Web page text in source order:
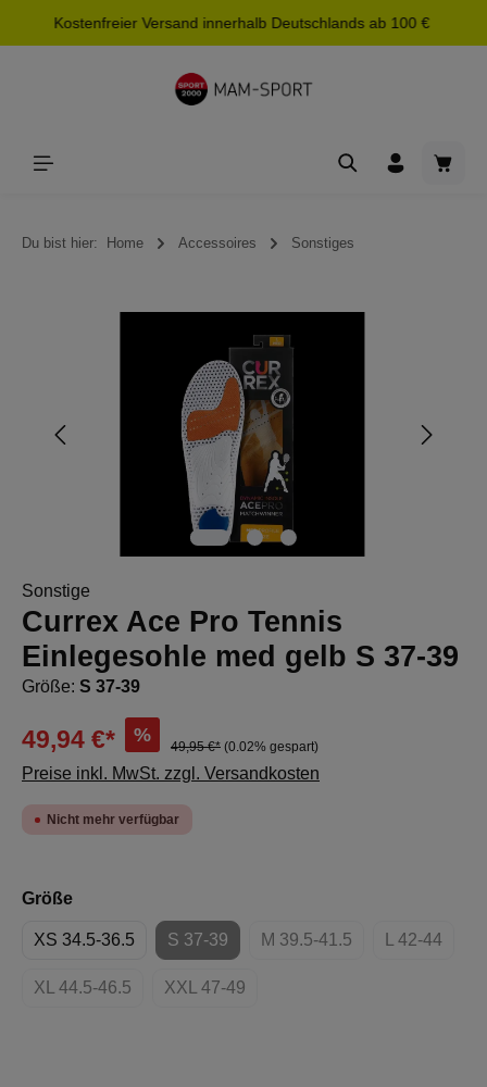
springen
Kostenfreier Versand innerhalb Deutschlands ab 100 €
Du bist hier: Home Accessoires Sonstiges
Sonstige
Currex Ace Pro Tennis
Einlegesohle med gelb S 37-39
Größe: S 37-39
49,94 €* %
49,95 €* (0.02% gespart)
Preise inkl. MwSt. zzgl. Versandkosten
Nicht mehr verfügbar
Größeauswählen
XS 34.5-36.5 S 37-39
(Diese Option ist zurzeit nicht verfügbar.)
M 39.5-41.5
(Diese Option ist zurzeit
L 42-44
(Diese
XL 44.5-46.5
(Diese Option ist zurzeit nicht verfügbar.)
XXL 47-49
(Diese Option ist zurzeit nicht verfügbar.)